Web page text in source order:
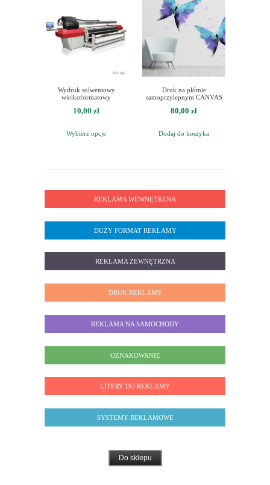
Wydruk solwentowy
wielkoformatowy
10,00 zł
Wybierz opcje
Druk na płótnie
samoprzylepnym CANVAS
80,00 zł
Dodaj do koszyka
REKLAMA WEWNĘTRZNA
DUŻY FORMAT REKLAMY
REKLAMA ZEWNĘTRZNA
DRUK REKLAMY
REKLAMA NA SAMOCHODY
OZNAKOWANIE
LITERY DO REKLAMY
SYSTEMY REKLAMOWE
Do sklepu